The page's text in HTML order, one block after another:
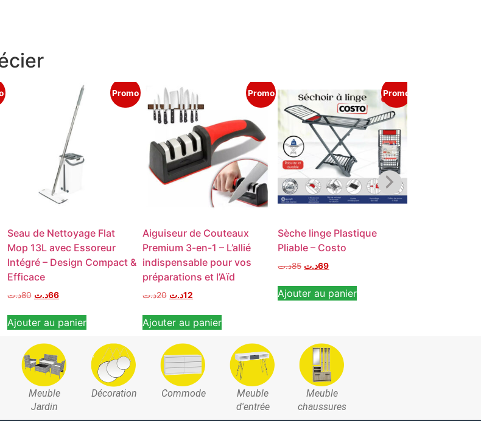
Promo
Seau de Nettoyage Flat
Mop 13L avec Essoreur
Intégré – Design Compact &
Efficace
80د.ت 66د.ت
Ajouter au panier
Promo
Aiguiseur de Couteaux
Premium 3-en-1 – L’allié
indispensable pour vos
préparations et l’Aïd
20د.ت 12د.ت
Ajouter au panier
Promo
Sèche linge Plastique
Pliable – Costo
85د.ت 69د.ت
Ajouter au panier
Meuble
Jardin
Décoration Commode
Meuble
d'entrée
Meuble
chaussures